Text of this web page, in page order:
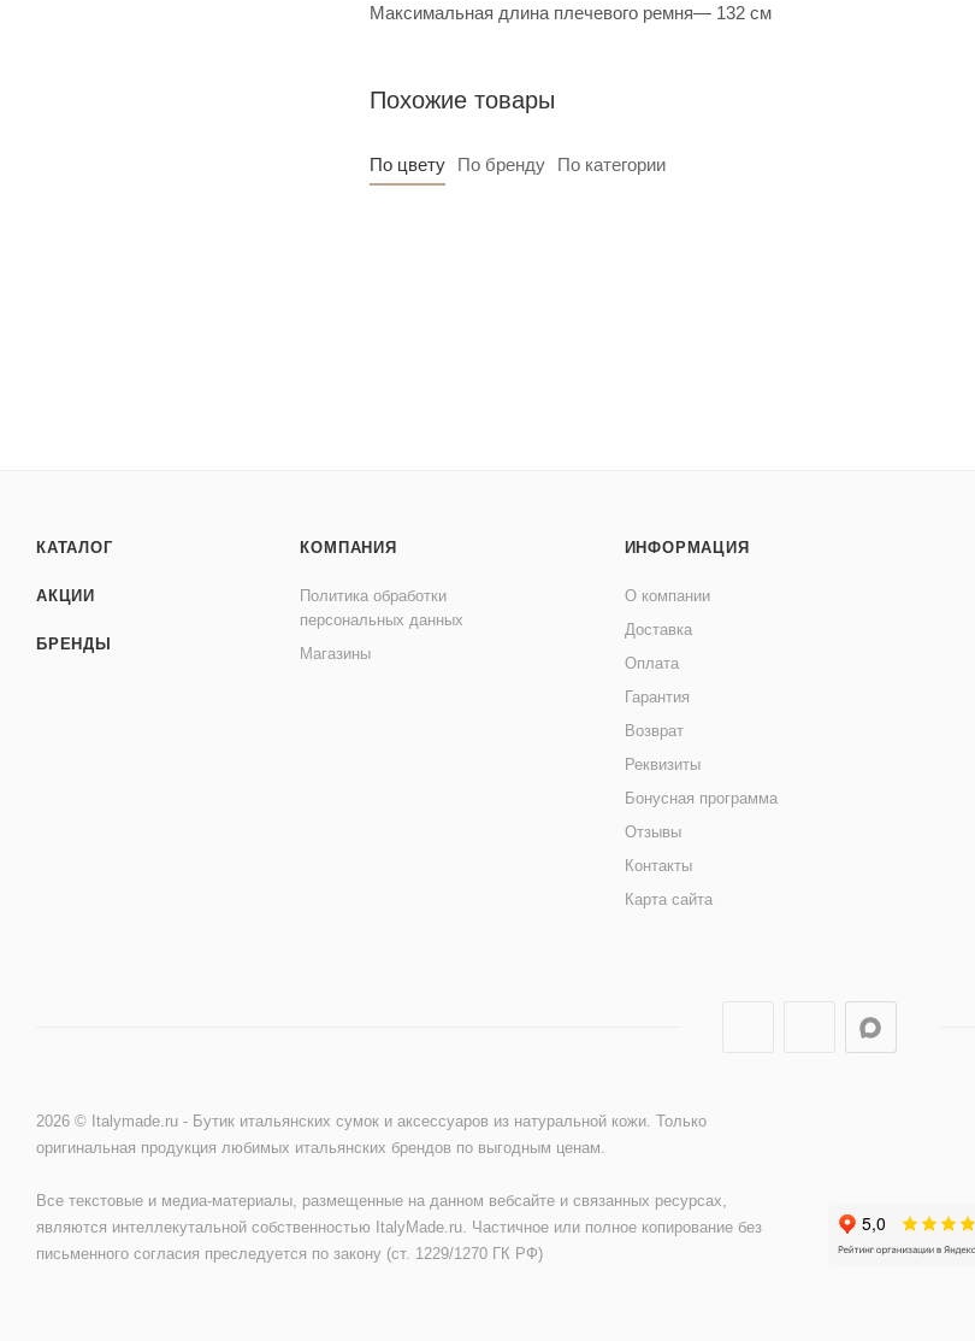
Максимальная длина плечевого ремня— 132 см
Похожие товары
По цвету По бренду По категории
КАТАЛОГ
АКЦИИ
БРЕНДЫ
КОМПАНИЯ
Политика обработки
персональных данных
Магазины
ИНФОРМАЦИЯ
О компании
Доставка
Оплата
Гарантия
Возврат
Реквизиты
Бонусная программа
Отзывы
Контакты
Карта сайта
2026 © Italymade.ru - Бутик итальянских сумок и аксессуаров из натуральной кожи. Только
оригинальная продукция любимых итальянских брендов по выгодным ценам.
Все текстовые и медиа-материалы, размещенные на данном вебсайте и связанных ресурсах,
являются интеллекутальной собственностью ItalyMade.ru. Частичное или полное копирование без
письменного согласия преследуется по закону (ст. 1229/1270 ГК РФ)